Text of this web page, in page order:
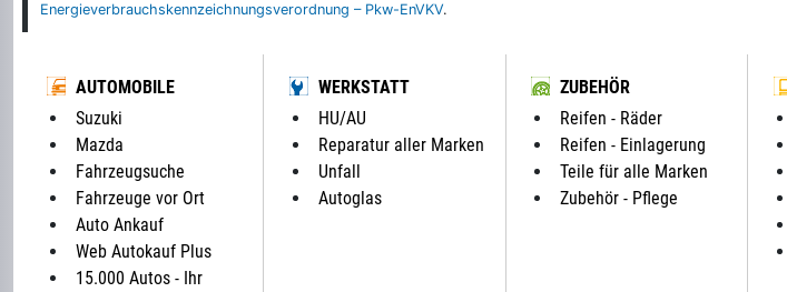
Energieverbrauchskennzeichnungsverordnung – Pkw-EnVKV.
AUTOMOBILE
Suzuki
Mazda
Fahrzeugsuche
Fahrzeuge vor Ort
Auto Ankauf
Web Autokauf Plus
15.000 Autos - Ihr
WERKSTATT
HU/AU
Reparatur aller Marken
Unfall
Autoglas
ZUBEHÖR
Reifen - Räder
Reifen - Einlagerung
Teile für alle Marken
Zubehör - Pflege